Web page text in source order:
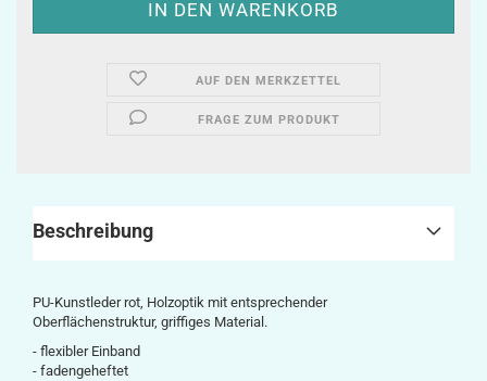
AUF DEN MERKZETTEL
FRAGE ZUM PRODUKT
Beschreibung
PU-Kunstleder rot, Holzoptik mit entsprechender
Oberflächenstruktur, griffiges Material.
- flexibler Einband
- fadengeheftet